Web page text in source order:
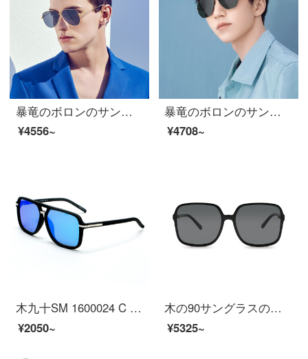
暴竜のボロンのサングラスの中性の金の経典のファッション的な眼鏡のパイロットの枠のサングラスのBL 8058 C 60
¥4556~
暴竜のボロンのサングラスの王俊凱のスターの同項のパイロットのサングラスの男性の金の高清の偏光眼鏡BL 7116 C 90
¥4708~
木九十SM 1600024 C 02ファッションのカラー偏光サングラスの男女の湿ったタイプのサングラスの空色
¥2050~
木の90サングラスの四角形の板の大きい枠の偏光する男女のサングラスMJ 101 SF 513 BKC 1灰色
¥5325~